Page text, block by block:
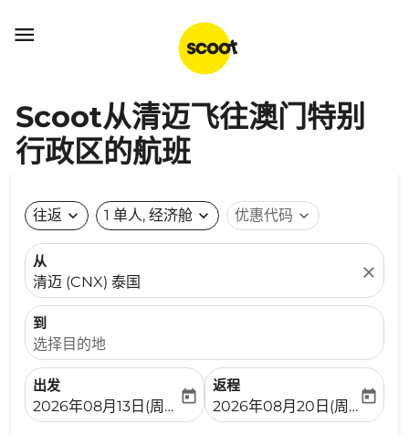

Scoot从清迈飞往澳门特别
行政区的航班
往返 expand_more 1 单人, 经济舱 expand_more 优惠代码 expand_more
从
清迈 (CNX) 泰国
close
到
选择目的地
出发
fc-booking-departure-date-aria-label
2026年08月13日(周四)
today
返程
fc-booking-return-date-
2026年08月20日(周四)
today